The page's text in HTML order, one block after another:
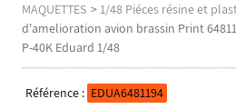
MAQUETTES >1/48 Piéces résine et
d'amelioration avion brassin Print
P-40K Eduard 1/48
Référence : EDUA6481194